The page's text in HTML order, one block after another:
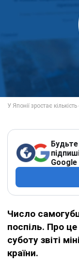
Google
Число
поспіль. Про
суботу звіті
країни.